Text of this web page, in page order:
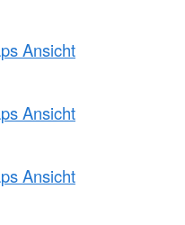
Ansicht
Ansicht
Ansicht